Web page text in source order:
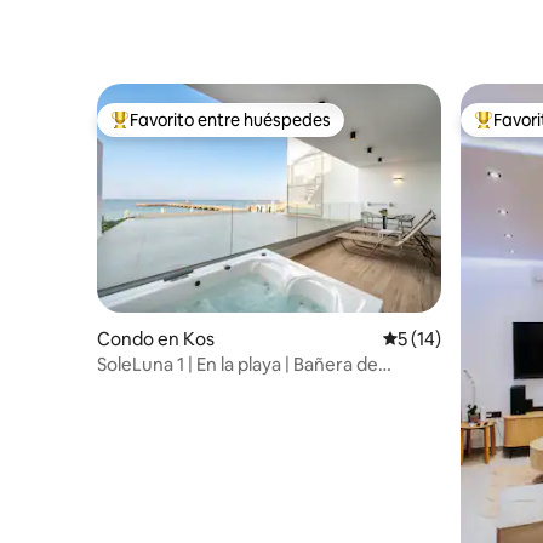
Favorito entre huéspedes preferido
Favorito entre huéspedes
Condo en Kos Calificación
5 (14)
SoleLuna 1 | En la playa | Bañera de